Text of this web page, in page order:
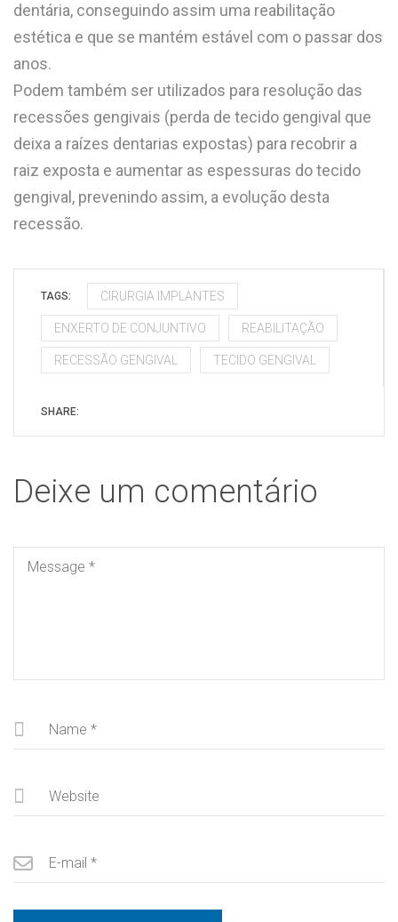
dentária, conseguindo assim uma reabilitação
estética e que se mantém estável com o passar dos
anos.
Podem também ser utilizados para resolução das
recessões gengivais (perda de tecido gengival que
deixa a raízes dentarias expostas) para recobrir a
raiz exposta e aumentar as espessuras do tecido
gengival, prevenindo assim, a evolução desta
recessão.
TAGS: CIRURGIA IMPLANTES
ENXERTO DE CONJUNTIVO REABILITAÇÃO
RECESSÃO GENGIVAL TECIDO GENGIVAL
SHARE:
Deixe um comentário